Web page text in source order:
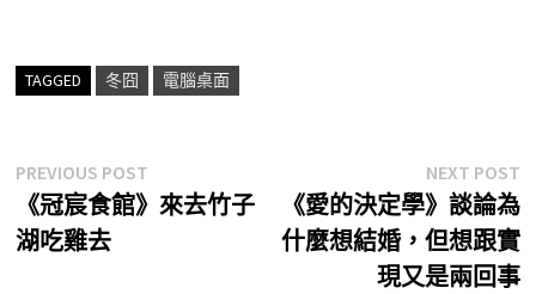
TAGGED 冬囧 電腦桌面
文
章
導
PREVIOUS POSTPrevious
post:
《冠宸食館》來去竹子
湖吃雞去
NEXT POST
《愛的決定學》談論為
什麼想結婚，但想跟實
現又是兩回事